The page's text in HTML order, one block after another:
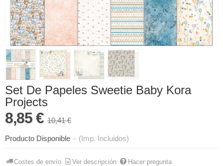
Set De Papeles Sweetie Baby Kora
Projects
8,85 € 10,41 €
Producto Disponible - (Imp. Incluidos)
Costes de envío Ver descripción Hacer pregunta